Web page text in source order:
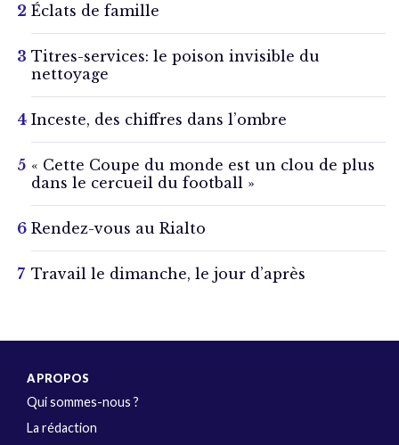
Éclats de famille
Titres-services: le poison invisible du
nettoyage
Inceste, des chiffres dans l’ombre
« Cette Coupe du monde est un clou de plus
dans le cercueil du football »
Rendez-vous au Rialto
Travail le dimanche, le jour d’après
A PROPOS
Qui sommes-nous ?
La rédaction